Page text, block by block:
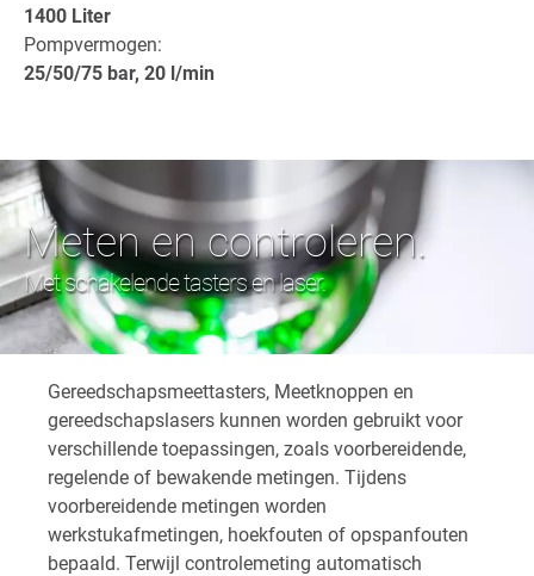
1400 Liter
Pompvermogen:
25/50/75 bar, 20 l/min
Meten en controleren.
Met schakelende tasters en laser.
Gereedschapsmeettasters, Meetknoppen en
gereedschapslasers kunnen worden gebruikt voor
verschillende toepassingen, zoals voorbereidende,
regelende of bewakende metingen. Tijdens
voorbereidende metingen worden
werkstukafmetingen, hoekfouten of opspanfouten
bepaald. Terwijl controlemeting automatisch